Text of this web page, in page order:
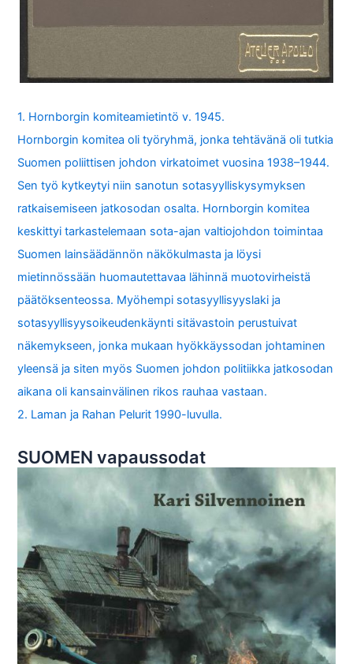
1. Hornborgin komiteamietintö v. 1945.
Hornborgin komitea oli työryhmä, jonka tehtävänä oli tutkia
Suomen poliittisen johdon virkatoimet vuosina 1938–1944.
Sen työ kytkeytyi niin sanotun sotasyylliskysymyksen
ratkaisemiseen jatkosodan osalta. Hornborgin komitea
keskittyi tarkastelemaan sota-ajan valtiojohdon toimintaa
Suomen lainsäädännön näkökulmasta ja löysi
mietinnössään huomautettavaa lähinnä muotovirheistä
päätöksenteossa. Myöhempi sotasyyllisyyslaki ja
sotasyyllisyysoikeudenkäynti sitävastoin perustuivat
näkemykseen, jonka mukaan hyökkäyssodan johtaminen
yleensä ja siten myös Suomen johdon politiikka jatkosodan
aikana oli kansainvälinen rikos rauhaa vastaan.
2. Laman ja Rahan Pelurit 1990-luvulla.
SUOMEN vapaussodat